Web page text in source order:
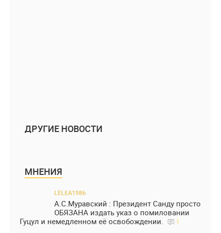
ДРУГИЕ НОВОСТИ
МНЕНИЯ
LELEA1986
А.С.Муравский : Президент Санду просто
ОБЯЗАНА издать указ о помиловании
Гуцул и немедленном её освобождении.
1